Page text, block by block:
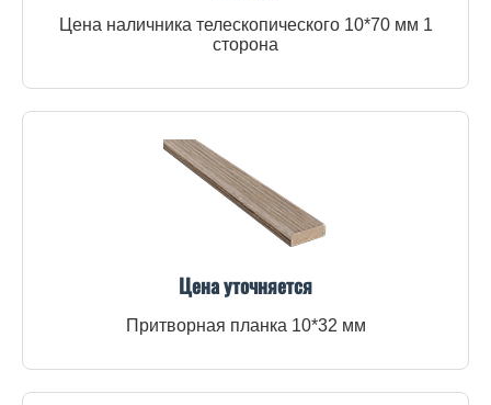
Цена наличника телескопического 10*70 мм 1
сторона
Цена уточняется
Притворная планка 10*32 мм